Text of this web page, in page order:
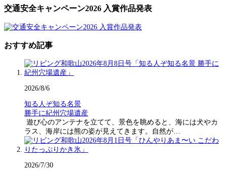
交通安全キャンペーン2026 入賞作品発表
おすすめ記事
2026/8/6
知る人ぞ知る名景
勝手に紀州穴場遺産
遊び心のアンテナを立てて、景色を眺めると、海には犬やカ
ラス、海岸には熊の姿が見えてきます。自然が…
2026/7/30